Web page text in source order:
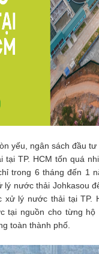
yếu, ngân sách đầu
tại TP. HCM tốn quá
trong 6 tháng đến 1
lý nước thải Johkasou
xử lý nước thải tại TP.
tại nguồn cho từng hộ
toàn thành phố.